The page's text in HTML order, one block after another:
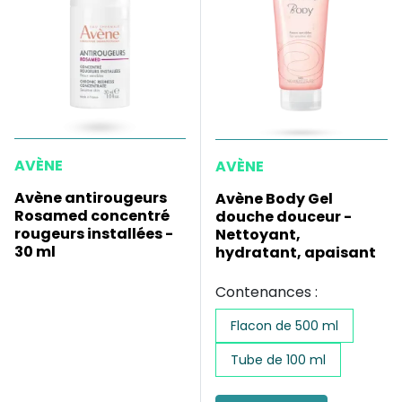
AVÈNE
Avène antirougeurs
Rosamed concentré
rougeurs installées -
30 ml
AVÈNE
Avène Body Gel
douche douceur -
Nettoyant,
hydratant, apaisant
Contenances :
Flacon de 500 ml
Tube de 100 ml